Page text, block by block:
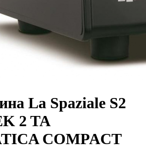
La Spaziale S2
2 TA
COMPACT